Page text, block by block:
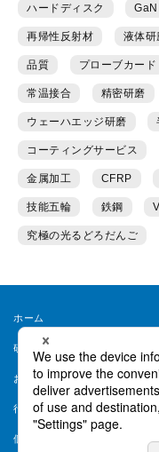
ハードディスク GaN
再帰性反射材 液体研
品質 プローブカード
常温接合 精密研磨
ウェーハエッジ研磨
コーティングサービス
金属加工 CFRP
技能五輪 鉄鋼
究極の光るどろだんご
ホーム
研磨ラボとは
お問い合わせ
行動ターゲティング等について
個人情報保護方針